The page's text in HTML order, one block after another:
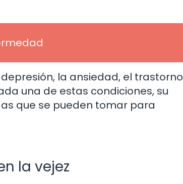
la ansiedad, el trastorno
una de estas condiciones, su
que se pueden tomar para
la vejez